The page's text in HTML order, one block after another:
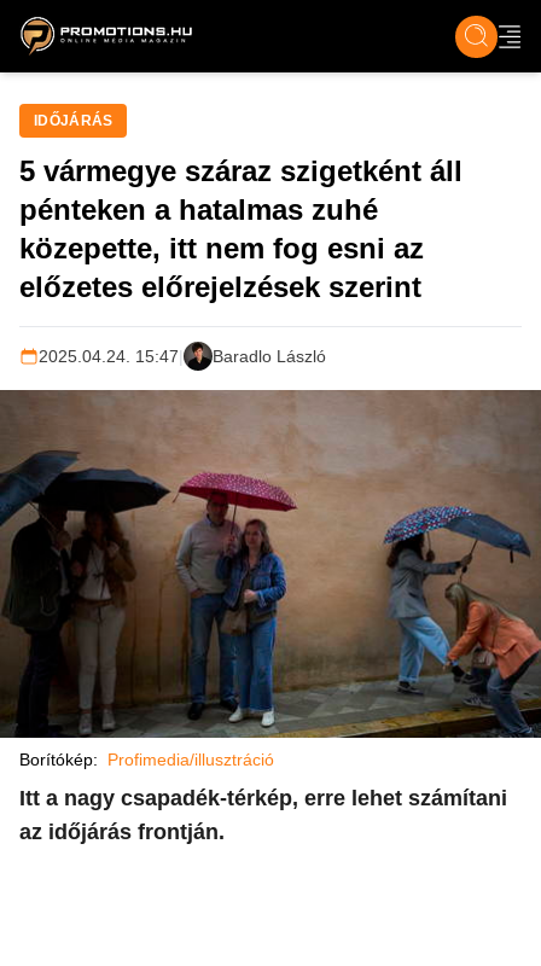
ZENE, FILM & KULT ÉLET TECH &
IDŐJÁRÁS
5 vármegye száraz szigetként áll
pénteken a hatalmas zuhé
közepette, itt nem fog esni az
előzetes előrejelzések szerint
2025.04.24. 15:47| Baradlo László
Borítókép: Profimedia/illusztráció
Itt a nagy csapadék-térkép, erre lehet számítani
az időjárás frontján.